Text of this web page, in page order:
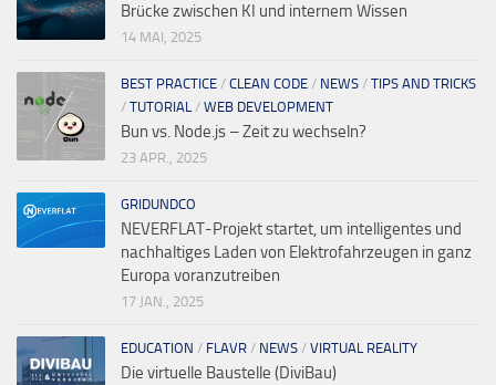
Brücke zwischen KI und internem Wissen
14 MAI, 2025
BEST PRACTICE / CLEAN CODE / NEWS / TIPS AND TRICKS
/ TUTORIAL / WEB DEVELOPMENT
Bun vs. Node.js – Zeit zu wechseln?
23 APR., 2025
GRIDUNDCO
NEVERFLAT-Projekt startet, um intelligentes und
nachhaltiges Laden von Elektrofahrzeugen in ganz
Europa voranzutreiben
17 JAN., 2025
EDUCATION / FLAVR / NEWS / VIRTUAL REALITY
Die virtuelle Baustelle (DiviBau)